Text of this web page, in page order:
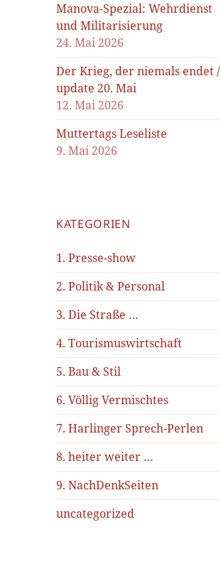
Manova-Spezial: Wehrdienst
und Militarisierung
24. Mai 2026
Der Krieg, der niemals endet /
update 20. Mai
12. Mai 2026
Muttertags Leseliste
9. Mai 2026
KATEGORIEN
1. Presse-show
2. Politik & Personal
3. Die Straße …
4. Tourismuswirtschaft
5. Bau & Stil
6. Völlig Vermischtes
7. Harlinger Sprech-Perlen
8. heiter weiter …
9. NachDenkSeiten
uncategorized